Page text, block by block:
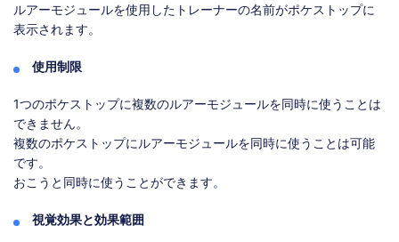
ルアーモジュールを使用したトレーナーの名前がポケストップに
表示されます。
使用制限
1つのポケストップに複数のルアーモジュールを同時に使うことは
できません。
複数のポケストップにルアーモジュールを同時に使うことは可能
です。
おこうと同時に使うことができます。
視覚効果と効果範囲